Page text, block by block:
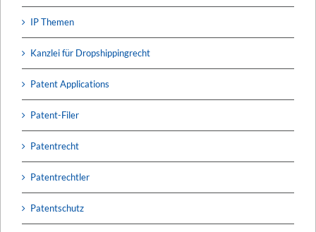
IP Themen
Kanzlei für Dropshippingrecht
Patent Applications
Patent-Filer
Patentrecht
Patentrechtler
Patentschutz